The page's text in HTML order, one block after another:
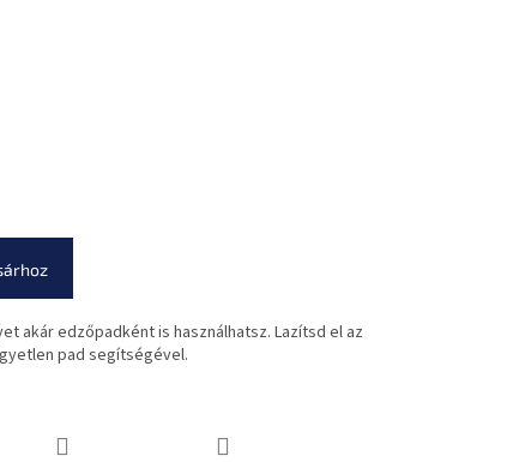
akár edzőpadként is használhatsz. Lazítsd el az
pad segítségével.